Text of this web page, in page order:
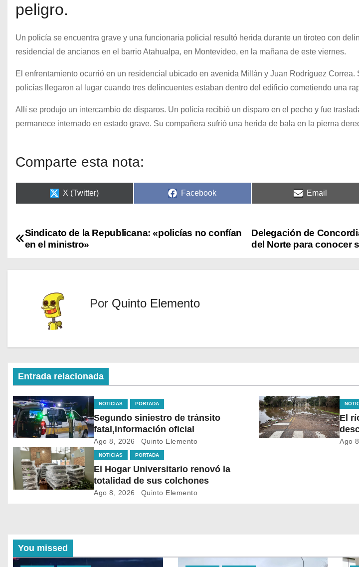
peligro.
Un policía se encuentra grave y una funcionaria policial resultó herida durante un tiroteo con
residencial de ancianos en el barrio Atahualpa, en Montevideo, en la mañana de este viernes.
El enfrentamiento ocurrió en un residencial ubicado en avenida Millán y Juan Rodríguez
policías llegaron al lugar cuando tres delincuentes estaban dentro del edificio cometiendo una
Allí se produjo un intercambio de disparos. Un policía recibió un disparo en el pecho y fue
permanece internado en estado grave. Su compañera sufrió una herida de bala en la pierna
Comparte esta nota:
X (Twitter) Facebook Email
Delegación de
del Norte para conocer
Sindicato de la Republicana: «policías no confían
en el ministro»
Por Quinto Elemento
Entrada relacionada
NOTICIAS PORTADA
Segundo siniestro de tránsito
fatal,información oficial
Ago 8, 2026 Quinto Elemento
El
Ago
NOTICIAS PORTADA
El Hogar Universitario renovó la
totalidad de sus colchones
Ago 8, 2026 Quinto Elemento
You missed